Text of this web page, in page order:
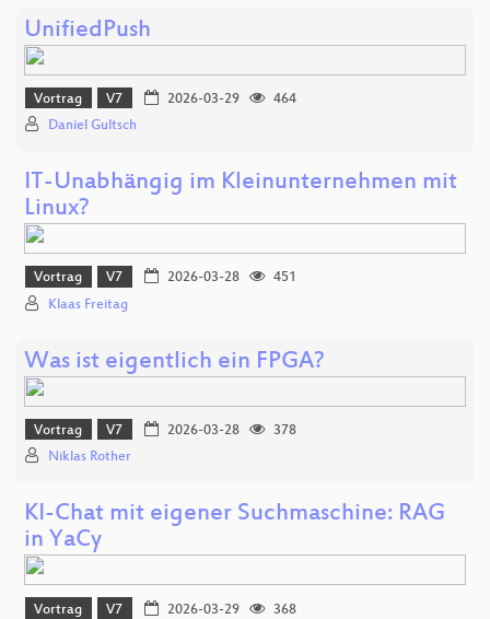
UnifiedPush
Vortrag V7 2026-03-29
464
Daniel Gultsch
IT-Unabhängig im Kleinunternehmen mit
Linux?
Vortrag V7 2026-03-28
451
Klaas Freitag
Was ist eigentlich ein FPGA?
Vortrag V7 2026-03-28
378
Niklas Rother
KI-Chat mit eigener Suchmaschine: RAG
in YaCy
Vortrag V7 2026-03-29
368